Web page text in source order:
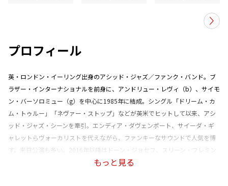
プロフィール
英・ロンドン・イーリング出身のアシッド・ジャズ／ファンク・バンド。ブ
ラザー・インターナショナルを前身に、アンドリュー・レヴィ（b）、サイモ
ン・バーソロミュー（g）を中心に1985年に結成。シングル「ドリーム・カ
ム・トゥルー」「ネヴァー・ストップ」などが英米でヒットして以来、アシ
ッド・ジャズ・シーンを牽引。エンディア・ダヴェンポート、サイーダ・ギ
ャレットらヴォーカリストを代えながら、ファンキーなサウンドで人気を博
す。来日公演も多い。2016年以降はドーン・ジョセフ、スリーン・フレミン
グ、アンジェラ・リッチらがツアーに帯同。2019年に『TBNH』をリリース。
もっと見る